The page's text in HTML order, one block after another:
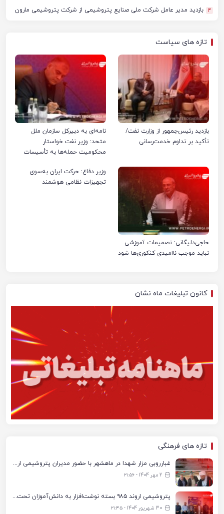
4 بازدید مدیر عامل شرکت ملی صنایع پتروشیمی از شرکت پتروشیمی مارون
تازه های سیاست
بازدید رئیس‌جمهور از وزارت نفت/
تأکید بر تداوم خدمت‌رسانی
نامه‌ای به دبیرکل سازمان ملل
متحد: وزیر نفت خواستار
محکومیت حمله‌ها به تأسیسات
حاجی‌دلیگانی: تصمیمات آموزشی
نباید موجب ناامیدی کنکوری‌ها شود
وزیر دفاع: حرکت ایران به‌سوی
تجهیزات نظامی هوشمند
کانون تبلیغات ماه نشان
تازه های فرهنگی
غبارروبی مزار شهدا در ماهشهر با حضور مدیران پتروشیمی اروند و مسئولان شهری
2 مهر 1404 - ۲۱:۵۶
پتروشیمی اروند ۹۸۵ بسته نوشت‌افزار به دانش‌آموزان تحت پوشش کمیته امداد بندرماهشهر اهدا کرد
30 شهریور 1404 - ۲۱:۴۵